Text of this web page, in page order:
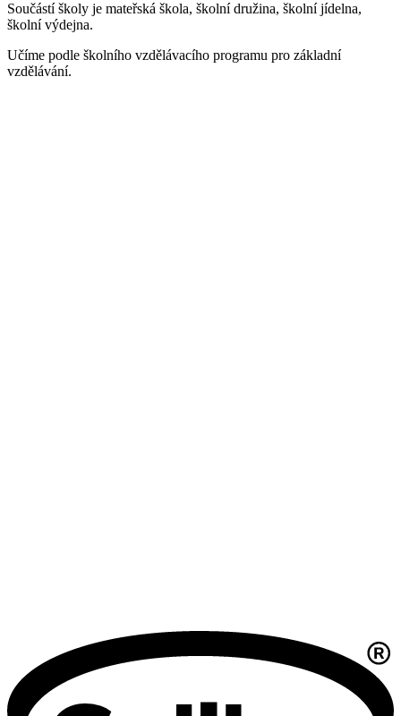
Součástí školy je mateřská škola, školní družina, školní jídelna,
školní výdejna.
Učíme podle školního vzdělávacího programu pro základní
vzdělávání.